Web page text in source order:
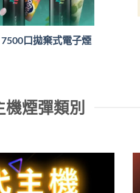
口拋棄式電子煙
機煙彈類別